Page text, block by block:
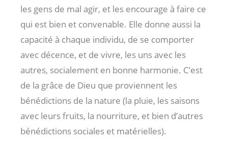
les gens de mal agir, et les encourage à faire ce
qui est bien et convenable. Elle donne aussi la
capacité à chaque individu, de se comporter
avec décence, et de vivre, les uns avec les
autres, socialement en bonne harmonie. C’est
de la grâce de Dieu que proviennent les
bénédictions de la nature (la pluie, les saisons
avec leurs fruits, la nourriture, et bien d’autres
bénédictions sociales et matérielles).